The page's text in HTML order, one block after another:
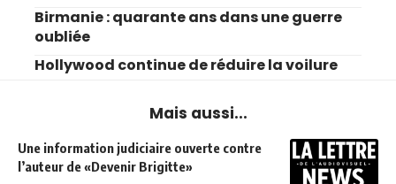
Birmanie : quarante ans dans une guerre
oubliée
Hollywood continue de réduire la voilure
Mais aussi...
Une information judiciaire ouverte contre
l’auteur de «Devenir Brigitte»